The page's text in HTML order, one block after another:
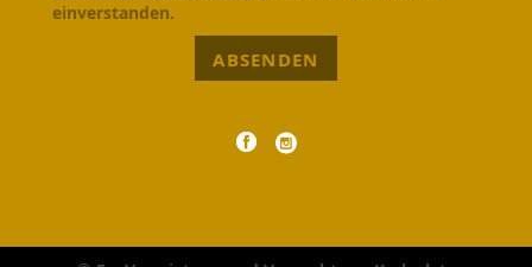
einverstanden.
ABSENDEN